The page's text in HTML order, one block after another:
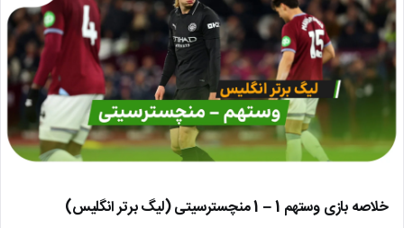
خلاصه بازی وستهم 1 – 1 منچسترسیتی (لیگ برتر انگلیس)